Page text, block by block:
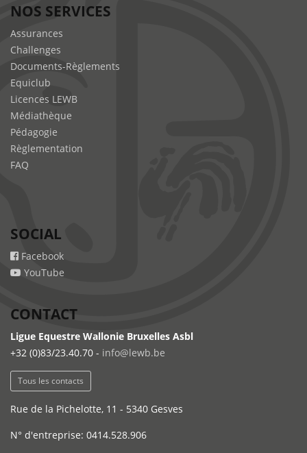
NOS SERVICES
Assurances
Challenges
Documents-Règlements
Equiclub
Licences LEWB
Médiathèque
Pédagogie
Règlementation
FAQ
SOCIAL
Facebook
YouTube
CONTACT
Ligue Equestre Wallonie Bruxelles Asbl
+32 (0)83/23.40.70 - info@lewb.be
Tous les contacts
Rue de la Pichelotte, 11 - 5340 Gesves
N° d'entreprise: 0414.528.906